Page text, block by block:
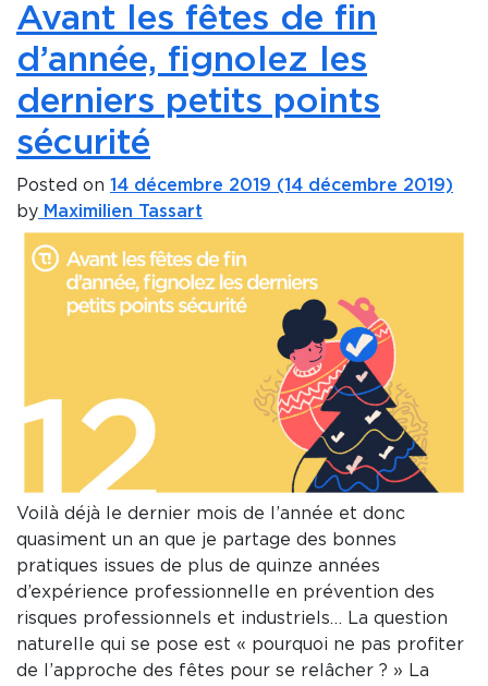
Avant les fêtes de fin
d’année, fignolez les
derniers petits points
sécurité
Posted on 14 décembre 2019 (14 décembre 2019)
by Maximilien Tassart
Voilà déjà le dernier mois de l’année et donc
quasiment un an que je partage des bonnes
pratiques issues de plus de quinze années
d’expérience professionnelle en prévention des
risques professionnels et industriels… La question
naturelle qui se pose est « pourquoi ne pas profiter
de l’approche des fêtes pour se relâcher ? » La